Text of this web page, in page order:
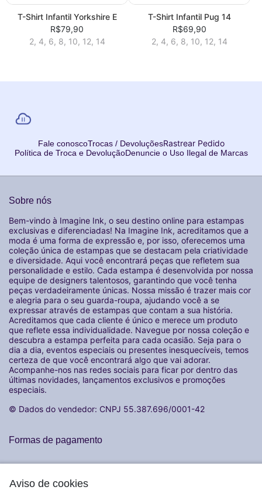
T-Shirt Infantil Yorkshire E
R$79,90
2, 4, 6, 8, 10, 12, 14
T-Shirt Infantil Pug 14
R$69,90
2, 4, 6, 8, 10, 12, 14
Aviso de cookies
Fale conoscoTrocas / DevoluçõesRastrear Pedido
Política de Troca e DevoluçãoDenuncie o Uso Ilegal de Marcas
Sobre nós
Bem-vindo à Imagine Ink, o seu destino online para estampas
exclusivas e diferenciadas! Na Imagine Ink, acreditamos que a
moda é uma forma de expressão e, por isso, oferecemos uma
coleção única de estampas que se destacam pela criatividade
e diversidade. Aqui você encontrará peças que refletem sua
personalidade e estilo. Cada estampa é desenvolvida por nossa
equipe de designers talentosos, garantindo que você tenha
peças verdadeiramente únicas. Nossa missão é trazer mais cor
e alegria para o seu guarda-roupa, ajudando você a se
expressar através de estampas que contam a sua história.
Acreditamos que cada cliente é único e merece um produto
que reflete essa individualidade. Navegue por nossa coleção e
descubra a estampa perfeita para cada ocasião. Seja para o
dia a dia, eventos especiais ou presentes inesquecíveis, temos
certeza de que você encontrará algo que vai adorar.
Acompanhe-nos nas redes sociais para ficar por dentro das
últimas novidades, lançamentos exclusivos e promoções
especiais.
© Dados do vendedor: CNPJ 55.387.696/0001-42
Formas de pagamento